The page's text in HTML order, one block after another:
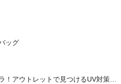
ッグ
！アウトレットで見つけるUV対策ウ